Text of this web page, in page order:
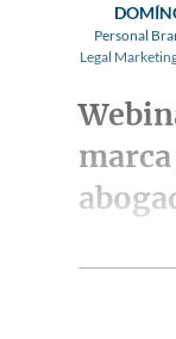
Personal
Legal